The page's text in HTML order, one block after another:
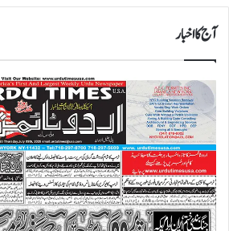
آج کا اخبار